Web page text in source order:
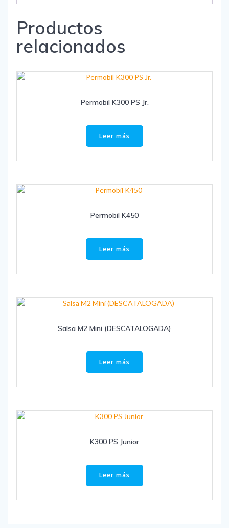
Productos
relacionados
Permobil K300 PS Jr.
Leer más
Permobil K450
Leer más
Salsa M2 Mini (DESCATALOGADA)
Leer más
K300 PS Junior
Leer más